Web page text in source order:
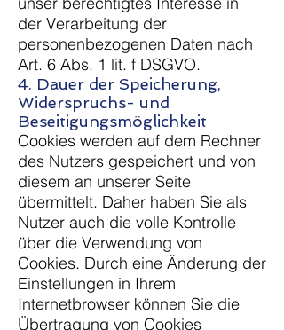
der Verarbeitung der
personenbezogenen Daten nach
Art. 6 Abs. 1 lit. f DSGVO.
4. Dauer der Speicherung,
Widerspruchs- und
Beseitigungsmöglichkeit
Cookies werden auf dem Rechner
des Nutzers gespeichert und von
diesem an unserer Seite
übermittelt. Daher haben Sie als
Nutzer auch die volle Kontrolle
über die Verwendung von
Cookies. Durch eine Änderung der
Einstellungen in Ihrem
Internetbrowser können Sie die
Übertragung von Cookies